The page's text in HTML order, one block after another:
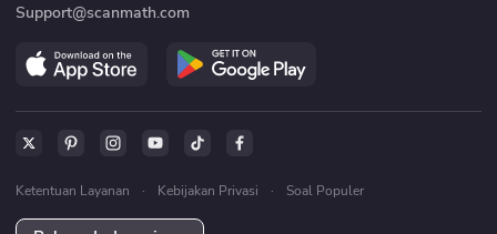
Support@scanmath.com
Ketentuan Layanan · Kebijakan Privasi · Soal Populer